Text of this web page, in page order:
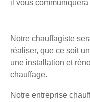
il vous
Notre chauffagiste
réaliser, que ce soit
une installation et
chauffage.
Notre entreprise